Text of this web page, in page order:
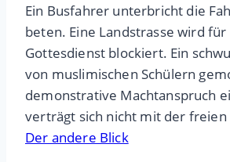
Ein Busfahrer unterbricht die
beten. Eine Landstrasse wird für
Gottesdienst blockiert. Ein
von muslimischen Schülern
demonstrative Machtanspruch
verträgt sich nicht mit der freien
Der andere Blick